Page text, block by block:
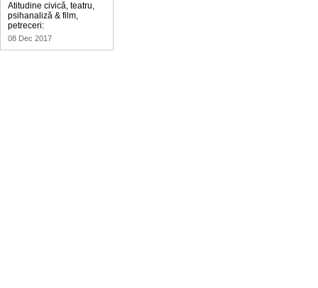
Atitudine civică, teatru,
psihanaliză & film,
petreceri:
08 Dec 2017